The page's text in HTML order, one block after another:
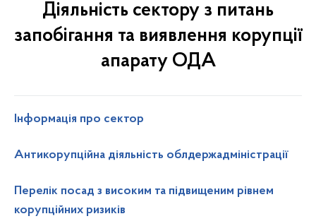
Діяльність сектору з питань
запобігання та виявлення корупції
апарату ОДА
Інформація про сектор
Антикорупційна діяльність облдержадміністрації
Перелік посад з високим та підвищеним рівнем
корупційних ризиків